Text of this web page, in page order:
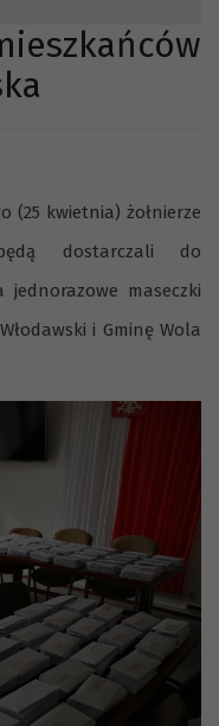
(25 kwietnia) żołnierze
dostarczali do
maseczki
i Gminę Wola